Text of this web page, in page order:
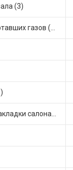
(3)
Комплектующие системы выпуска отработавших газов (25)
Обшивки дверей, багажника, потолков, накладки салона (6)